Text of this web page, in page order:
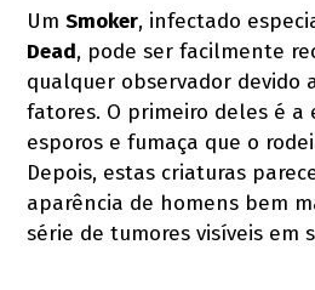
UmSmoker, infectado
Dead, pode ser facilmente
qualquer observador devido
fatores. O primeiro deles é a
esporos e fumaça que o
Depois, estas criaturas
aparência de homens bem
série de tumores visíveis em